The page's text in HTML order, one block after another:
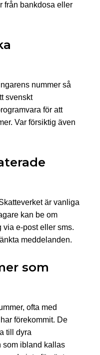
från bankdosa eller
nummer så
svenskt
för att
Var försiktig även
är vanliga
kan be om
e-post eller sms.
meddelanden.
som
ofta med
förekommit. De
till dyra
som ibland kallas